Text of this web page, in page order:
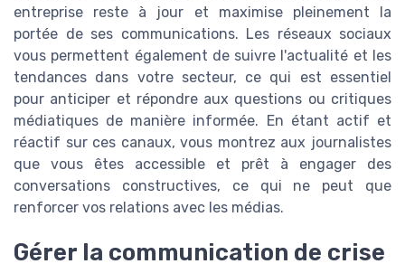
entreprise reste à jour et maximise pleinement la
portée de ses communications. Les réseaux sociaux
vous permettent également de suivre l'actualité et les
tendances dans votre secteur, ce qui est essentiel
pour anticiper et répondre aux questions ou critiques
médiatiques de manière informée. En étant actif et
réactif sur ces canaux, vous montrez aux journalistes
que vous êtes accessible et prêt à engager des
conversations constructives, ce qui ne peut que
renforcer vos relations avec les médias.
Gérer la communication de crise